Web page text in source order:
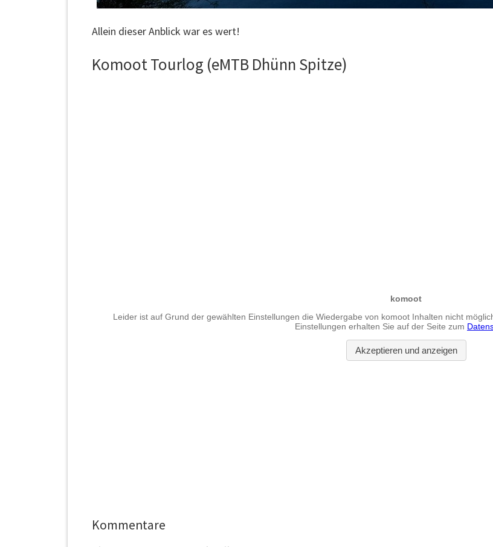
Allein dieser Anblick war es wert!
Komoot Tourlog (eMTB Dhünn Spitze)
Kommentare